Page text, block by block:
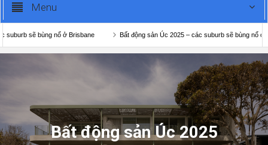
Menu
ở Brisbane Bất động sản Úc 2025 – các suburb sẽ bùng nổ ở Melbourne
Bất động sản Úc 2025